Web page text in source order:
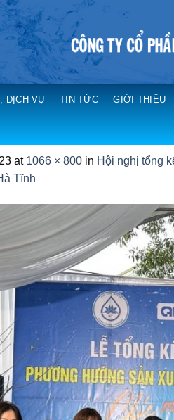
DỊCH VỤ TIN TỨC GIỚI THIỆU
at 1066 × 800 in Hội nghị tổng
Tĩnh